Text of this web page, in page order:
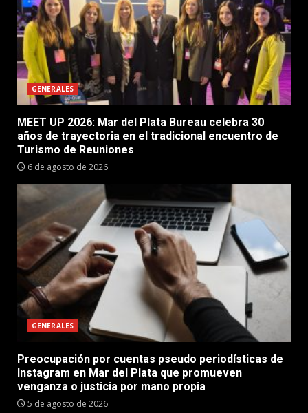
GENERALES
MEET UP 2026: Mar del Plata Bureau celebra 30
años de trayectoria en el tradicional encuentro de
Turismo de Reuniones
6 de agosto de 2026
GENERALES
Preocupación por cuentas pseudo periodísticas de
Instagram en Mar del Plata que promueven
venganza o justicia por mano propia
5 de agosto de 2026